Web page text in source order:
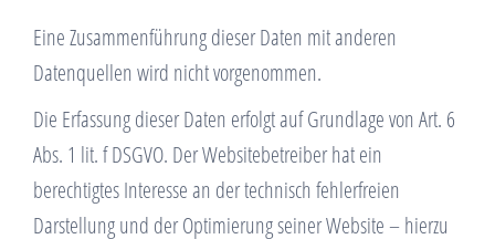
Eine Zusammenführung dieser Daten mit anderen
Datenquellen wird nicht vorgenommen.
Die Erfassung dieser Daten erfolgt auf Grundlage von Art. 6
Abs. 1 lit. f DSGVO. Der Websitebetreiber hat ein
berechtigtes Interesse an der technisch fehlerfreien
Darstellung und der Optimierung seiner Website – hierzu